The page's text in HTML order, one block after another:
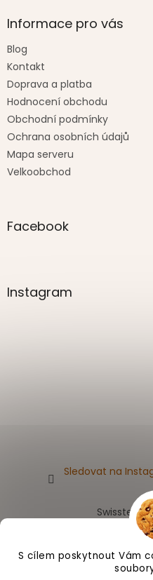
S cílem poskytnout Vám
Informace pro vás
Blog
Kontakt
Doprava a platba
Hodnocení obchodu
Obchodní podmínky
Ochrana osobních údajů
Mapa serveru
Velkoobchod
Facebook
Instagram
Sledovat na
Swissten.eu